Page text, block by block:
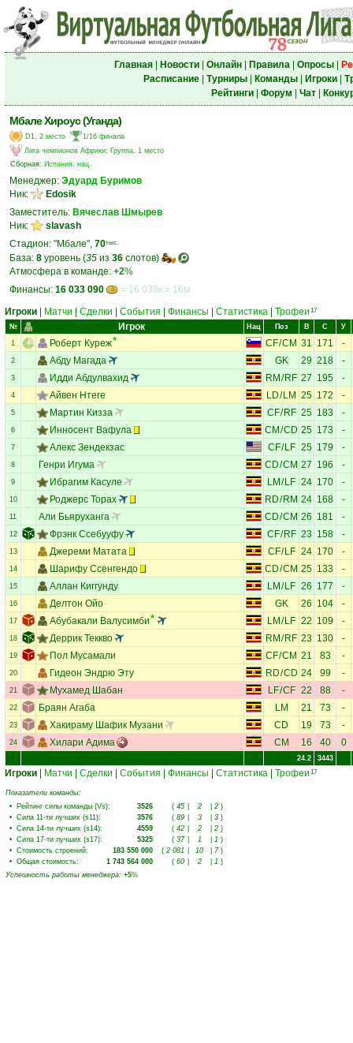
Главная| Новости| Онлайн| Правила| Опросы|
Расписание| Турниры| Команды| Игроки|
Рейтинги| Форум Чат|
Мбале Хироус (Уганда)
D1, 2 место
1/16 финала
Лига чемпионов Африки: Группа, 1 место
Сборная: Испания, нац.
Менеджер: Эдуард Буримов
Ник:
Edosik
Заместитель: Вячеслав Шмырев
Ник:
slavash
Стадион: "Мбале", 70тыс.
База: 8 уровень (35 из 36 слотов)
Атмосфера в команде: +2%
Финансы: 16 033 090
= 16 033к = 16м
Игроки
Матчи Сделки События Финансы Статистика Трофеи 17
№ Игрок Нац Поз В С У
1 Роберт Куреж CF/CM 31 171 -
2 Абду Магада GK 29 218 -
3 Идди Абдулвахид RM / RF 27 195 -
4 Айвен Нтеге LD/ LM 25 172 -
5 Мартин Кизза CF/RF 25 183 -
6 Инносент Вафула CM /CD 25 173 -
7 Алекс Зендекзас CF/LF 25 179 -
8 Генри Игума CD/CM 27 196 -
9 Ибрагим Касуле LM / LF 24 170 -
10 Роджерс Торах RD/ RM 24 168 -
11 Али Бьяруханга CD/CM 26 181 -
12 Фрэнк Ссебууфу CF/RF 23 158 -
13 Джереми Матата CF/LF 24 170 -
14 Шарифу Ссенгендо CD/CM 25 133 -
15 Аллан Киггунду LM / LF 26 177 -
16 Делтон Ойо GK 26 104 -
17 Абубакали Валусимби LM / LF 22 109 -
18 Деррик Теккво RM / RF 23 130 -
19 Пол Мусамали CF/CM 21 83 -
20 Гидеон Эндрю Эту RD/CD 24 99 -
21 Мухамед Шабан LF/CF 22 88 -
22 Браян Агаба LM 21 73 -
23 Хакираму Шафик Музани CD 19 73 -
24 Хилари Адима CM 16 40 0
24.2 3443
Игроки Матчи Сделки События Финансы Статистика Трофеи 17
Показатели команды:
• Рейтинг силы команды (Vs): 3526 ( 45 2 2 )
• Сила 11-ти лучших (s11): 3576 ( 89 3 3 )
• Сила 14-ти лучших (s14): 4559 ( 42 2 2 )
• Сила 17-ти лучших (s17): 5325 ( 37 1 1 )
• Стоимость строений: 183 550 000 ( 2 081 10 7 )
• Общая стоимость: 1 743 564 000 ( 60 2 1 )
Успешность работы менеджера: +5%